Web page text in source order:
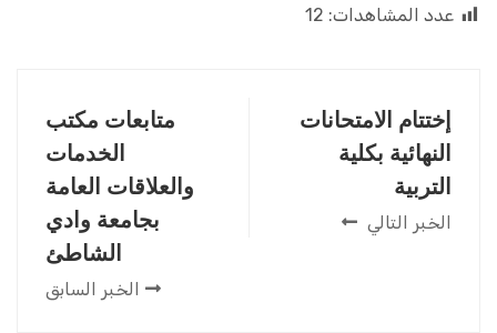
عدد المشاهدات: 12
متابعات مكتب
الخدمات
والعلاقات العامة
بجامعة وادي
الشاطئ
الخبر السابق
إختتام الامتحانات
النهائية بكلية
التربية
الخبر التالي